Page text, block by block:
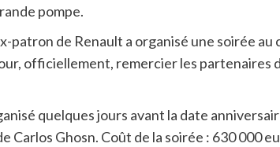
pompe.
patron de Renault a organisé une soirée
officiellement, remercier les partenaires
quelques jours avant la date
Carlos Ghosn. Coût de la soirée : 630 000